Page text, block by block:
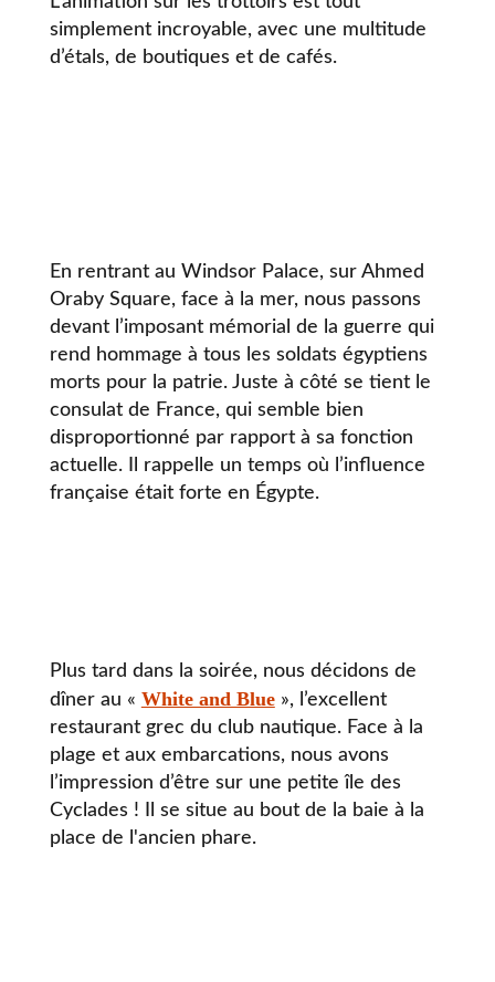
simplement incroyable, avec une multitude
d’étals, de boutiques et de cafés.
En rentrant au Windsor Palace, sur Ahmed
Oraby Square, face à la mer, nous passons
devant l’imposant mémorial de la guerre qui
rend hommage à tous les soldats égyptiens
morts pour la patrie. Juste à côté se tient le
consulat de France, qui semble bien
disproportionné par rapport à sa fonction
actuelle. Il rappelle un temps où l’influence
française était forte en Égypte.
Plus tard dans la soirée, nous décidons de
dîner au « White and Blue», l’excellent
restaurant grec du club nautique. Face à la
plage et aux embarcations, nous avons
l’impression d’être sur une petite île des
Cyclades ! Il se situe au bout de la baie à la
place de l'ancien phare.